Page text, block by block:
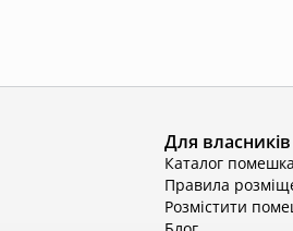
Для власників
Каталог
Правила
Розмістити